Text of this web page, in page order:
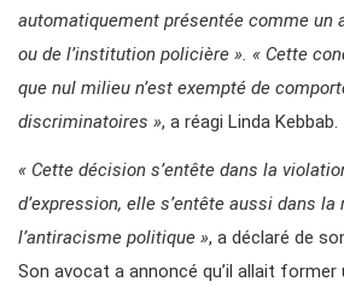
automatiquement présentée comme un
ou de l’institution policière ». « Cette
que nul milieu n’est exempté de
discriminatoires », a réagi Linda Kebbab.
« Cette décision s’entête dans la
d’expression, elle s’entête aussi dans
l’antiracisme politique », a déclaré de
Son avocat a annoncé qu’il allait former